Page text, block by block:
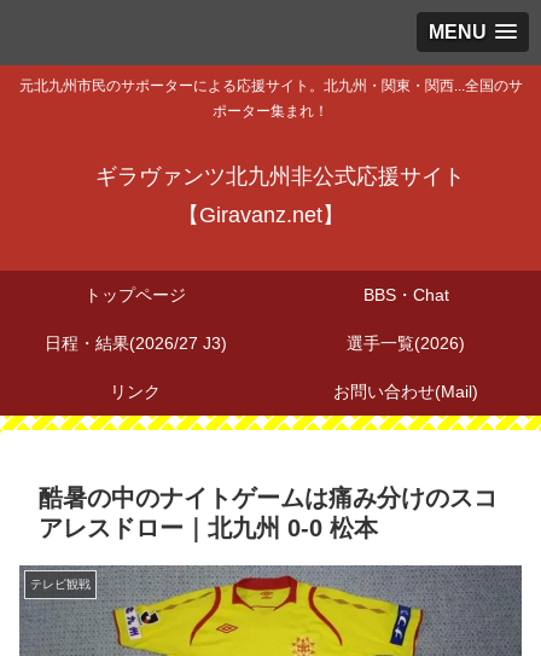
MENU
元北九州市民のサポーターによる応援サイト。北九州・関東・関西...全国のサ
ポーター集まれ！
ギラヴァンツ北九州非公式応援サイト
【Giravanz.net】
トップページ BBS・Chat
日程・結果(2026/27 J3) 選手一覧(2026)
リンク お問い合わせ(Mail)
酷暑の中のナイトゲームは痛み分けのスコ
アレスドロー｜北九州 0-0 松本
テレビ観戦